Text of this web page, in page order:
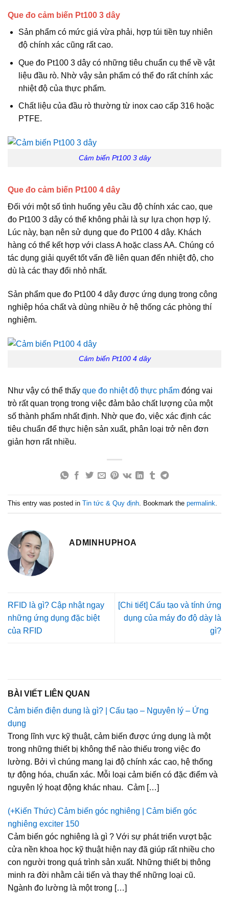
Que đo cảm biến Pt100 3 dây
Sản phẩm có mức giá vừa phải, hợp túi tiền tuy nhiên
độ chính xác cũng rất cao.
Que đo Pt100 3 dây có những tiêu chuẩn cụ thể về vật
liệu đầu rò. Nhờ vậy sản phẩm có thể đo rất chính xác
nhiệt độ của thực phẩm.
Chất liệu của đầu rò thường từ inox cao cấp 316 hoặc
PTFE.
Cảm biến Pt100 3 dây
Que đo cảm biến Pt100 4 dây
Đối với một số tình huống yêu cầu độ chính xác cao, que
đo Pt100 3 dây có thể không phải là sự lựa chọn hợp lý.
Lúc này, bạn nên sử dụng que đo Pt100 4 dây. Khách
hàng có thể kết hợp với class A hoặc class AA. Chúng có
tác dụng giải quyết tốt vấn đề liên quan đến nhiệt độ, cho
dù là các thay đổi nhỏ nhất.
Sản phẩm que đo Pt100 4 dây được ứng dụng trong công
nghiệp hóa chất và dùng nhiều ở hệ thống các phòng thí
nghiệm.
Cảm biến Pt100 4 dây
Như vậy có thể thấy que đo nhiệt độ thực phẩm đóng vai
trò rất quan trọng trong việc đảm bảo chất lượng của một
số thành phẩm nhất định. Nhờ que đo, việc xác định các
tiêu chuẩn để thực hiện sản xuất, phân loại trở nên đơn
giản hơn rất nhiều.
This entry was posted in Tin tức & Quy định. Bookmark the permalink.
ADMINHUPHOA
RFID là gì? Cập nhật ngay
những ứng dụng đặc biệt
của RFID
[Chi tiết] Cấu tạo và tính ứng
dụng của máy đo độ dày là
gì?
BÀI VIẾT LIÊN QUAN
Cảm biến điện dung là gì? | Cấu tạo – Nguyên lý – Ứng
dụng
Trong lĩnh vực kỹ thuật, cảm biến được ứng dụng là một
trong những thiết bị không thể nào thiếu trong việc đo
lường. Bởi vì chúng mang lại độ chính xác cao, hệ thống
tự động hóa, chuẩn xác. Mỗi loại cảm biến có đặc điểm và
nguyên lý hoạt động khác nhau. Cảm […]
(+Kiến Thức) Cảm biến góc nghiêng | Cảm biến góc
nghiêng exciter 150
Cảm biến góc nghiêng là gì ? Với sự phát triển vượt bậc
cửa nền khoa học kỹ thuật hiện nay đã giúp rất nhiều cho
con người trong quá trình sản xuất. Những thiết bị thông
minh ra đời nhằm cải tiến và thay thế những loại cũ.
Ngành đo lường là một trong […]